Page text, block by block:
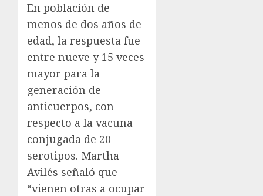
En población de
menos de dos años de
edad, la respuesta fue
entre nueve y 15 veces
mayor para la
generación de
anticuerpos, con
respecto a la vacuna
conjugada de 20
serotipos. Martha
Avilés señaló que
“vienen otras a ocupar